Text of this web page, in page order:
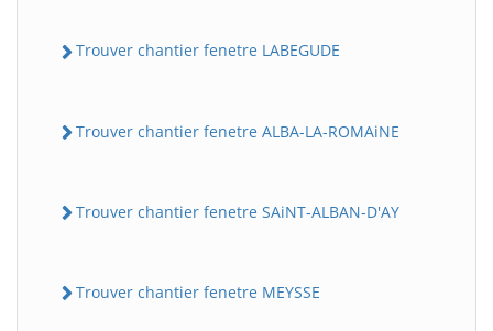
Trouver chantier fenetre LABEGUDE
Trouver chantier fenetre ALBA-LA-ROMAiNE
Trouver chantier fenetre SAiNT-ALBAN-D'AY
Trouver chantier fenetre MEYSSE